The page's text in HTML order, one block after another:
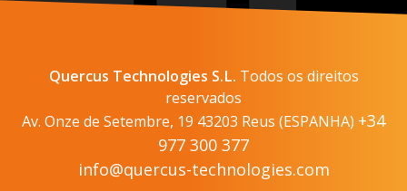
Quercus Technologies S.L. Todos os direitos
reservados
Av. Onze de Setembre, 19 43203 Reus (ESPANHA) +34
977 300 377
info@quercus-technologies.com